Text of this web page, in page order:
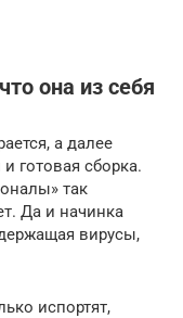
она из себя
а далее
готовая сборка.
так
Да и начинка
вирусы,
испортят,